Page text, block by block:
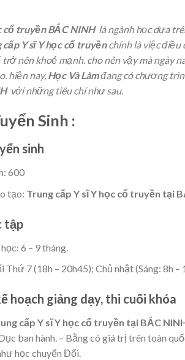
cổ truyền BẮC NINH là ngành học dựa
cấp Y sĩ Y học cổ truyềnchính là việc điều
nên khoẻ mạnh. cho nên vậy mà ngày
hiện nay, Học Và Làmđang có chương
với những tiêu chí như sau.
Sinh :
sinh
600
tạo: Trung cấp Y sĩ Y học cổ truyền tại
tập
6 – 9 tháng.
Thứ 7 (18h – 20h45); Chủ nhật (Sáng: 8h –
hoạch giảng dạy, thi cuối khóa
cấp Y sĩ Y học cổ truyền tại BẮC
ban hành. – Bằng có giá trị trên toàn
học chuyển Đổi.